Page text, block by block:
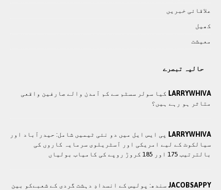
علاقائی خبريں
کھيل
معيشت
حالیہ تبصرے
LARRYWHIVA کیا سولر سسٹم سے کم آمدن والے صارفین واقعی
متاثر ہو رہے ہیں؟
LARRYWHIVA پی ایس ایل میں دو نئی ٹیمیں شامل: حیدرآباد اور
سیالکوٹ کے لیے امریکی اور آسٹریلوی سرمایہ کاروں کی
بالترتیب 175 اور 185 کروڑ روپے کی کامیاب بولیاں
JACOBSAPPY سندھ: پوليس کے انسدادِ دہشت گردی کے شعبےکو بین